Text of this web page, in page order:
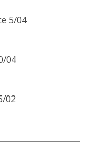
5/04
04
02